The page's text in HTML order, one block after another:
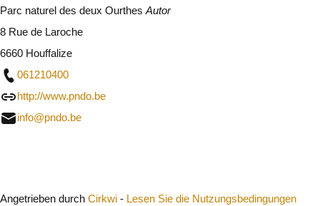
Parc naturel des deux OurthesAutor
8 Rue de Laroche
6660 Houffalize
061210400
http://www.pndo.be
info@pndo.be
Angetrieben durch Cirkwi - Lesen Sie die Nutzungsbedingungen